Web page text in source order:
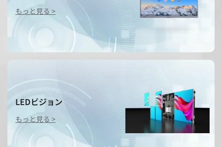
もっと見る >
LEDビジョン
もっと見る >